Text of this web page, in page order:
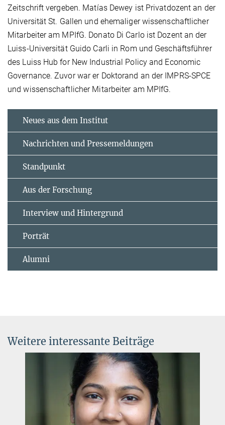
Zeitschrift vergeben. Matías Dewey ist Privatdozent an der
Universität St. Gallen und ehemaliger wissenschaftlicher
Mitarbeiter am MPIfG. Donato Di Carlo ist Dozent an der
Luiss-Universität Guido Carli in Rom und Geschäftsführer
des Luiss Hub for New Industrial Policy and Economic
Governance. Zuvor war er Doktorand an der IMPRS-SPCE
und wissenschaftlicher Mitarbeiter am MPIfG.
Neues aus dem Institut
Nachrichten und Pressemeldungen
Standpunkt
Aus der Forschung
Interview und Hintergrund
Porträt
Alumni
Weitere interessante Beiträge